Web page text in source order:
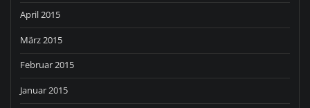
April 2015
März 2015
Februar 2015
Januar 2015